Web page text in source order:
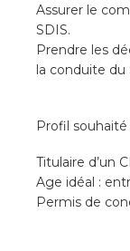
Assurer le
SDIS.
Prendre les
la conduite du
Profil souhaité
Titulaire d’un
Age idéal :
Permis de